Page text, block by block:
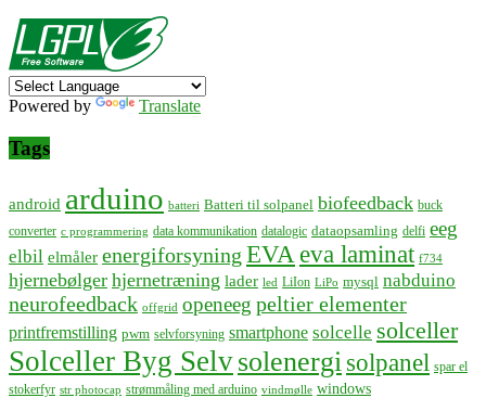
Powered by Translate
Tags
android arduino batteri Batteri til solpanel biofeedback buck
converter c programmering data kommunikation datalogic dataopsamling delfi eeg
elbil elmåler energiforsyning EVA eva laminat f734
hjernebølger hjernetræning lader led LiIon LiPo mysql nabduino
neurofeedback offgrid openeeg peltier elementer
printfremstilling pwm selvforsyning smartphone solcelle solceller
Solceller Byg Selvsolenergisolpanel spar el
stokerfyr str photocap strømmåling med arduino vindmølle windows